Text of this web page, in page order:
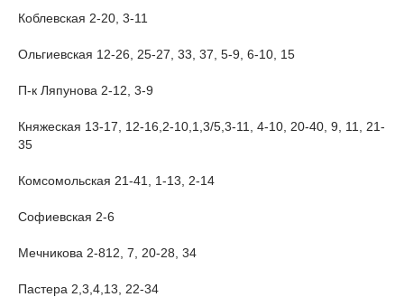
Коблевская 2-20, 3-11
Ольгиевская 12-26, 25-27, 33, 37, 5-9, 6-10, 15
П-к Ляпунова 2-12, 3-9
Княжеская 13-17, 12-16,2-10,1,3/5,3-11, 4-10, 20-40, 9, 11, 21-
35
Комсомольская 21-41, 1-13, 2-14
Софиевская 2-6
Мечникова 2-812, 7, 20-28, 34
Пастера 2,3,4,13, 22-34